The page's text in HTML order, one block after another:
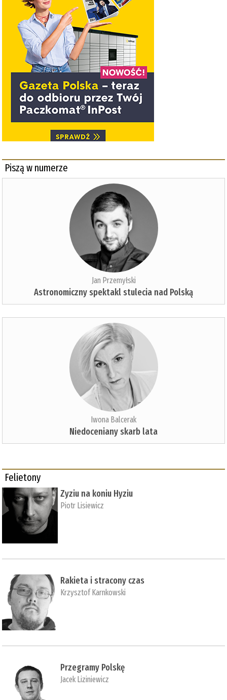
Piszą w numerze
Jan Przemyłski
Astronomiczny spektakl stulecia nad Polską
Iwona Balcerak
Niedoceniany skarb lata
Felietony
Zyziu na koniu Hyziu
Piotr Lisiewicz
Rakieta i stracony czas
Krzysztof Karnkowski
Przegramy Polskę
Jacek Liziniewicz